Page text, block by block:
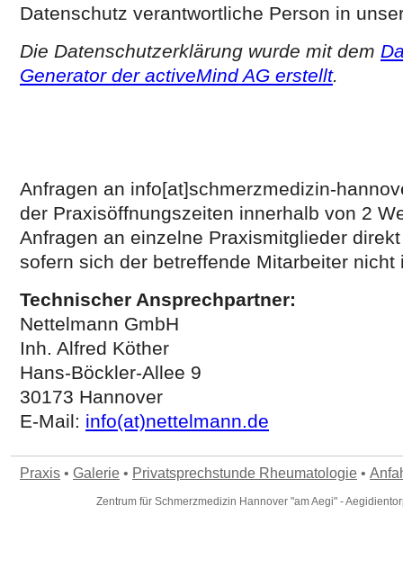
Datenschutz verantwortliche Person in
Die Datenschutzerklärung wurde mit dem
Generator der activeMind AG erstellt.
Anfragen an info[at]schmerzmedizin-
der Praxisöffnungszeiten innerhalb von 2
Anfragen an einzelne Praxismitglieder
sofern sich der betreffende Mitarbeiter nicht
Technischer Ansprechpartner:
Nettelmann GmbH
Inh. Alfred Köther
Hans-Böckler-Allee 9
30173 Hannover
E-Mail: info(at)nettelmann.de
Praxis • Galerie • Privatsprechstunde Rheumatologie •
Zentrum für Schmerzmedizin Hannover "am Aegi" -